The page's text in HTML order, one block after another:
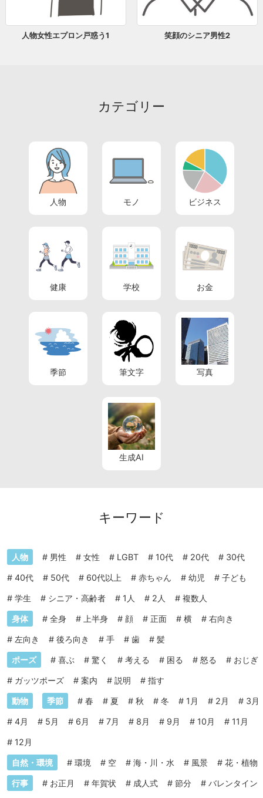
人物女性エプロン戸惑う1 笑顔のシニア男性2
カテゴリー
人物 モノ ビジネス
健康 学校 お金
季節 筆文字 写真
生成AI
キーワード
人物 # 男性 # 女性 # LGBT # 10代 # 20代 # 30代
# 40代 # 50代 # 60代以上 # 赤ちゃん # 幼児 # 子ども
# 学生 # シニア・高齢者 # 1人 # 2人 # 複数人
身体 # 全身 # 上半身 # 顔 # 正面 # 横 # 右向き
# 左向き # 後ろ向き # 手 # 歯 # 髪
ポーズ # 喜ぶ # 驚く # 考える # 困る # 怒る # おじぎ
# ガッツポーズ # 案内 # 説明 # 指す
動物 季節 # 春 # 夏 # 秋 # 冬 # 1月 # 2月 # 3月
# 4月 # 5月 # 6月 # 7月 # 8月 # 9月 # 10月 # 11月
# 12月
自然・環境 # 環境 # 空 # 海・川・水 # 風景 # 花・植物
行事 # お正月 # 年賀状 # 成人式 # 節分 # バレンタイン